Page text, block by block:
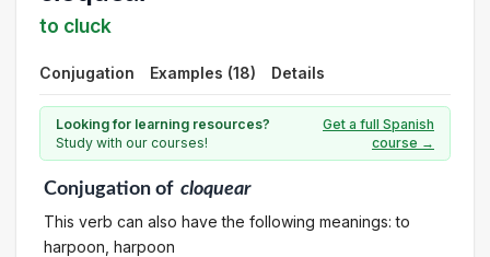
to cluck
Conjugation Examples (18) Details
Looking for learning resources?
Study with our courses!
Get a full Spanish
course →
Conjugationof cloquear
This verb can also have the following meanings: to
harpoon, harpoon